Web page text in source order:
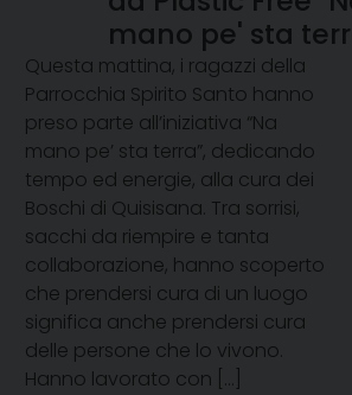
mano pe' sta
Questa mattina, i ragazzi della
Parrocchia Spirito Santo hanno
preso parte all’iniziativa “Na
mano pe’ sta terra”, dedicando
tempo ed energie, alla cura dei
Boschi di Quisisana. Tra sorrisi,
sacchi da riempire e tanta
collaborazione, hanno scoperto
che prendersi cura di un luogo
significa anche prendersi cura
delle persone che lo vivono.
Hanno lavorato con […]